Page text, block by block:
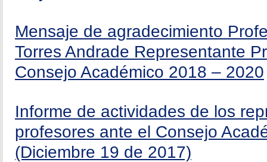
Mensaje de agradecimiento
Torres Andrade Representante
Consejo Académico 2018 – 2020
Informe de actividades de los
profesores ante el Consejo
(Diciembre 19 de 2017)